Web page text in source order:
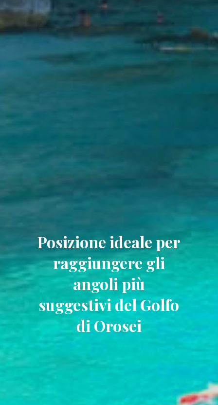
Posizione ideale per
raggiungere gli
angoli più
suggestivi del Golfo
di Orosei